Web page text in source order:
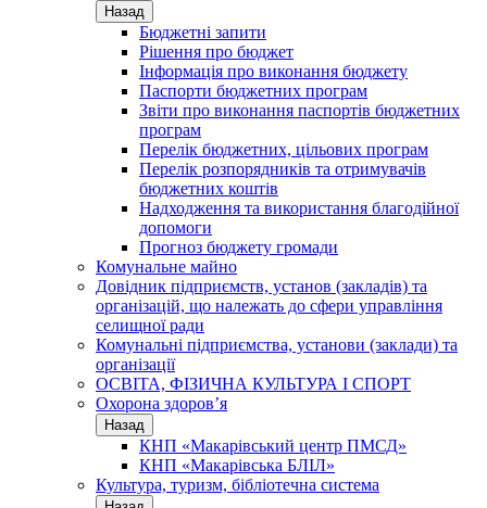
Назад
Бюджетні запити
Рішення про бюджет
Інформація про виконання бюджету
Паспорти бюджетних програм
Звіти про виконання паспортів бюджетних
програм
Перелік бюджетних, цільових програм
Перелік розпорядників та отримувачів
бюджетних коштів
Надходження та використання благодійної
допомоги
Прогноз бюджету громади
Комунальне майно
Довідник підприємств, установ (закладів) та
організацій, що належать до сфери управління
селищної ради
Комунальні підприємства, установи (заклади) та
організації
ОСВІТА, ФІЗИЧНА КУЛЬТУРА І СПОРТ
Охорона здоров’я
Назад
КНП «Макарівський центр ПМСД»
КНП «Макарівська БЛІЛ»
Культура, туризм, бібліотечна система